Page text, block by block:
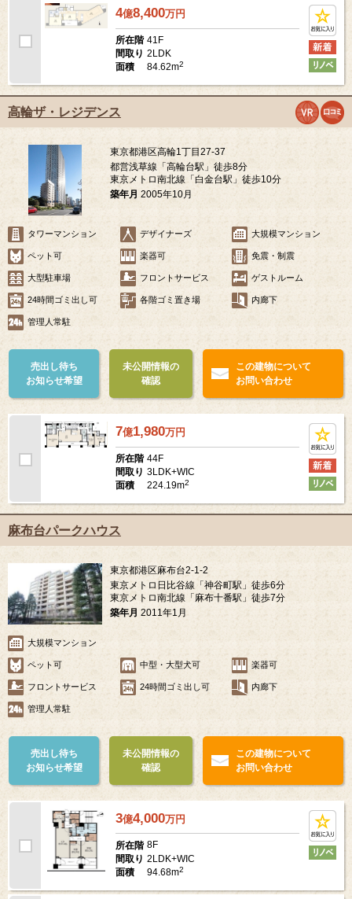
4億8,400万円
所在階 41F
間取り 2LDK
面積
84.62m2
高輪ザ・レジデンス
東京都港区高輪1丁目27-37
都営浅草線「高輪台駅」徒歩8分
東京メトロ南北線「白金台駅」徒歩10分
築年月 2005年10月
タワーマンション デザイナーズ 大規模マンション
ペット可 楽器可 免震・制震
大型駐車場 フロントサービス ゲストルーム
24時間ゴミ出し可 各階ゴミ置き場 内廊下
管理人常駐
売出し待ち
お知らせ希望
未公開情報の
確認
この建物について
お問い合わせ
7億1,980万円
所在階 44F
間取り 3LDK+WIC
面積
224.19m2
麻布台パークハウス
東京都港区麻布台2-1-2
東京メトロ日比谷線「神谷町駅」徒歩6分
東京メトロ南北線「麻布十番駅」徒歩7分
築年月 2011年1月
大規模マンション
ペット可 中型・大型犬可 楽器可
フロントサービス 24時間ゴミ出し可 内廊下
管理人常駐
売出し待ち
お知らせ希望
未公開情報の
確認
この建物について
お問い合わせ
3億4,000万円
所在階 8F
間取り 2LDK+WIC
面積
94.68m2